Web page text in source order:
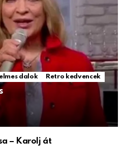
dalok Retro kedvencek
– Karolj át